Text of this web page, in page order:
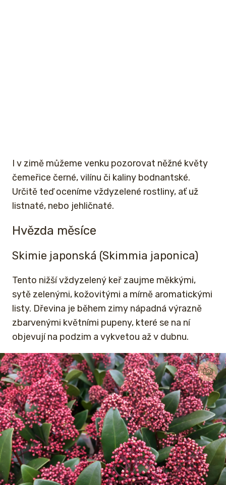
I v zimě můžeme venku pozorovat něžné květy
čemeřice černé, vilínu či kaliny bodnantské.
Určitě teď oceníme vždyzelené rostliny, ať už
listnaté, nebo jehličnaté.
Hvězda měsíce
Skimie japonská (Skimmia japonica)
Tento nižší vždyzelený keř zaujme měkkými,
sytě zelenými, kožovitými a mírně aromatickými
listy. Dřevina je během zimy nápadná výrazně
zbarvenými květními pupeny, které se na ní
objevují na podzim a vykvetou až v dubnu.